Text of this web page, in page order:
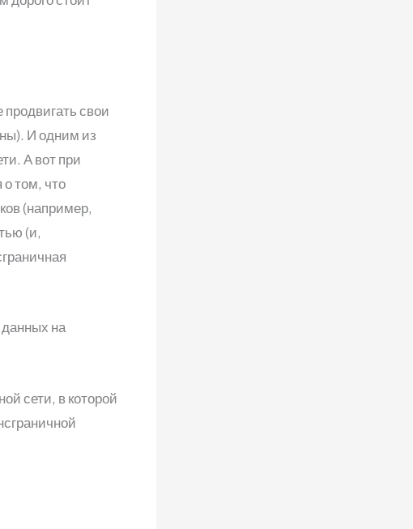
свои
И одним из
А вот при
том, что
(например,
(и,
на
сети, в которой